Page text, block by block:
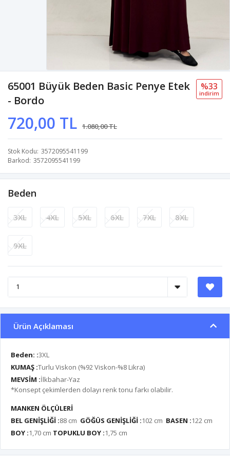
65001 Büyük Beden Basic Penye Etek
- Bordo
720,00 TL 1.080,00 TL
%33
i̇ndi̇ri̇m
Stok Kodu 3572095541199
Barkod 3572095541199
Beden
3XL 4XL 5XL 6XL 7XL 8XL
9XL
Ürün Açıklaması
Beden: :3XL
KUMAŞ :Turlu Viskon (%92 Viskon-%8 Likra)
MEVSİM :İlkbahar-Yaz
*Konsept çekimlerden dolayı renk tonu farkı olabilir.
MANKEN ÖLÇÜLERİ
BEL GENİŞLİĞİ :88 cm GÖĞÜS GENİŞLİĞİ :102 cm BASEN :122 cm
BOY :1,70 cm TOPUKLU BOY :1,75 cm